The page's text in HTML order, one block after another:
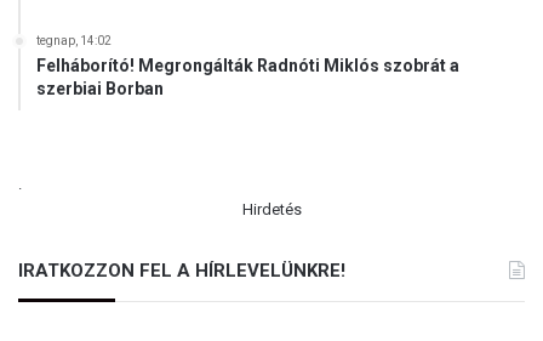
tegnap, 14:02
Felháborító! Megrongálták Radnóti Miklós szobrát a
szerbiai Borban
.
Hirdetés
IRATKOZZON FEL A HÍRLEVELÜNKRE!